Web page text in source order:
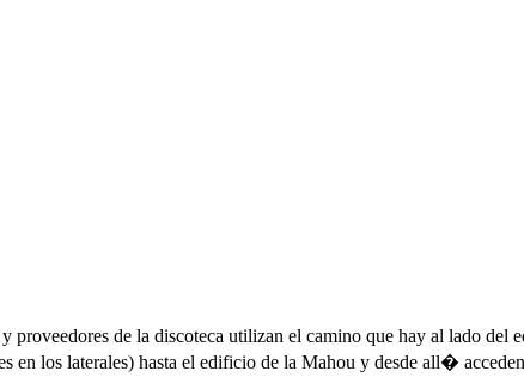
de la discoteca utilizan el camino que hay al lado del
en los laterales) hasta el edificio de la Mahou y desde all�